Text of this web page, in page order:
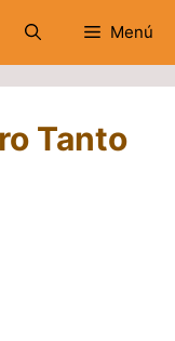
Menú
Tanto